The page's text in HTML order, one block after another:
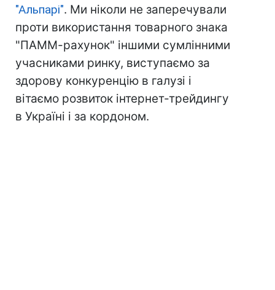
"Альпарі". Ми ніколи не заперечували
проти використання товарного знака
"ПАММ-рахунок" іншими сумлінними
учасниками ринку, виступаємо за
здорову конкуренцію в галузі і
вітаємо розвиток інтернет-трейдингу
в Україні і за кордоном.